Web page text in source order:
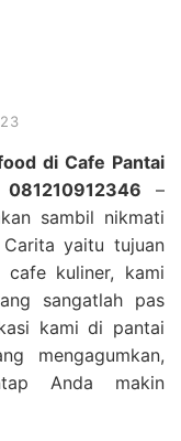
di Cafe Pantai
–
sambil nikmati
yaitu tujuan
cafe kuliner, kami
sangatlah pas
kami di pantai
mengagumkan,
Anda makin